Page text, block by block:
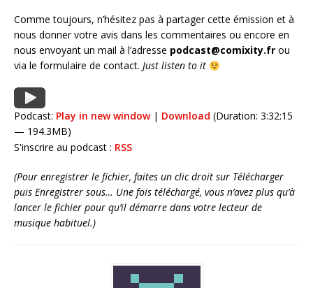
Comme toujours, n’hésitez pas à partager cette émission et à
nous donner votre avis dans les commentaires ou encore en
nous envoyant un mail à l’adresse podcast@comixity.fr ou
via le formulaire de contact. Just listen to it
Podcast: Play in new window| Download (Duration: 3:32:15
— 194.3MB)
S'inscrire au podcast : RSS
(Pour enregistrer le fichier, faites un clic droit sur Télécharger
puis Enregistrer sous… Une fois téléchargé, vous n’avez plus qu’à
lancer le fichier pour qu’il démarre dans votre lecteur de
musique habituel.)